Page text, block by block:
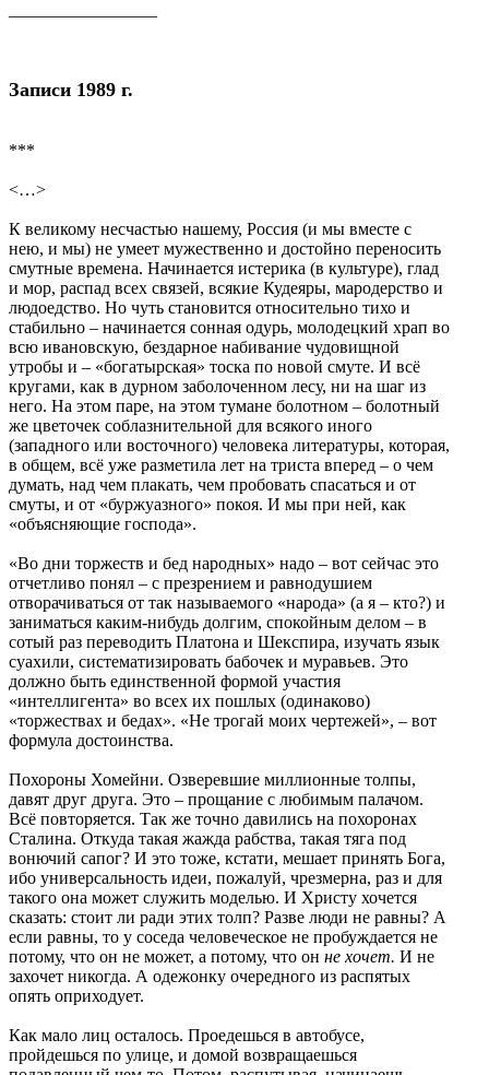
Записи 1989 г.
***
<…>
К великому несчастью нашему, Россия (и мы вместе с
нею, и мы) не умеет мужественно и достойно переносить
смутные времена. Начинается истерика (в культуре), глад
и мор, распад всех связей, всякие Кудеяры, мародерство и
людоедство. Но чуть становится относительно тихо и
стабильно – начинается сонная одурь, молодецкий храп во
всю ивановскую, бездарное набивание чудовищной
утробы и – «богатырская» тоска по новой смуте. И всё
кругами, как в дурном заболоченном лесу, ни на шаг из
него. На этом паре, на этом тумане болотном – болотный
же цветочек соблазнительной для всякого иного
(западного или восточного) человека литературы, которая,
в общем, всё уже разметила лет на триста вперед – о чем
думать, над чем плакать, чем пробовать спасаться и от
смуты, и от «буржуазного» покоя. И мы при ней, как
«объясняющие господа».
«Во дни торжеств и бед народных» надо – вот сейчас это
отчетливо понял – с презрением и равнодушием
отворачиваться от так называемого «народа» (а я – кто?) и
заниматься каким-нибудь долгим, спокойным делом – в
сотый раз переводить Платона и Шекспира, изучать язык
суахили, систематизировать бабочек и муравьев. Это
должно быть единственной формой участия
«интеллигента» во всех их пошлых (одинаково)
«торжествах и бедах». «Не трогай моих чертежей», – вот
формула достоинства.
Похороны Хомейни. Озверевшие миллионные толпы,
давят друг друга. Это – прощание с любимым палачом.
Всё повторяется. Так же точно давились на похоронах
Сталина. Откуда такая жажда рабства, такая тяга под
вонючий сапог? И это тоже, кстати, мешает принять Бога,
ибо универсальность идеи, пожалуй, чрезмерна, раз и для
такого она может служить моделью. И Христу хочется
сказать: стоит ли ради этих толп? Разве люди не равны? А
если равны, то у соседа человеческое не пробуждается не
потому, что он не может, а потому, что он не хочет. И не
захочет никогда. А одежонку очередного из распятых
опять оприходует.
Как мало лиц осталось. Проедешься в автобусе,
пройдешься по улице, и домой возвращаешься